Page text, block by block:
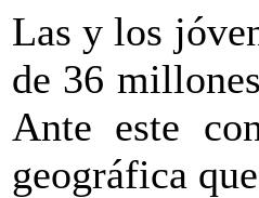
Las y los
de 36
Ante este
geográfica